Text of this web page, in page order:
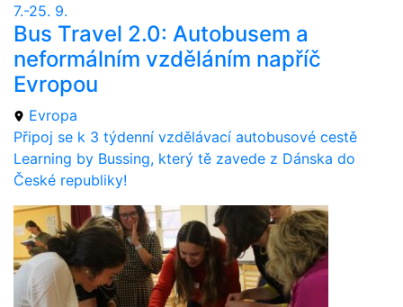
7.-25. 9.
Bus Travel 2.0: Autobusem a
neformálním vzděláním napříč
Evropou
Evropa
Připoj se k 3 týdenní vzdělávací autobusové cestě
Learning by Bussing, který tě zavede z Dánska do
České republiky!